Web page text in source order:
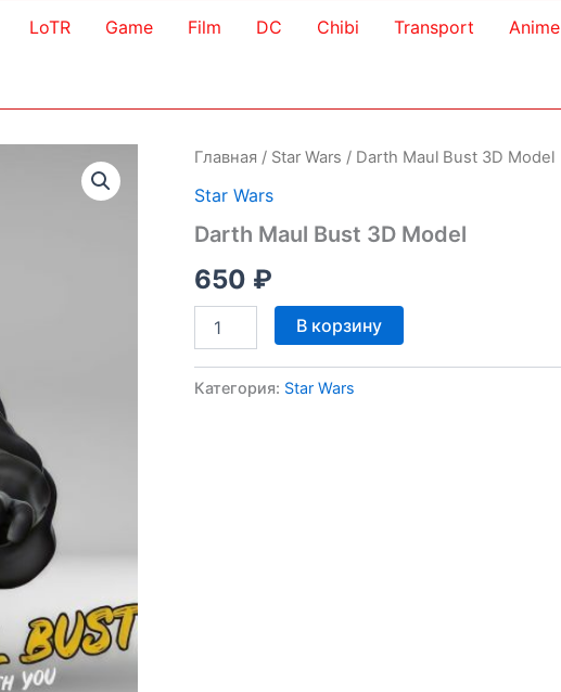
LoTR Game Film DC Chibi Transport Anime
Главная / Star Wars / Darth Maul Bust 3D Model
Star Wars
Darth Maul Bust 3D Model
650 ₽
Количество
товара
Maul
В корзину
Категория: Star Wars